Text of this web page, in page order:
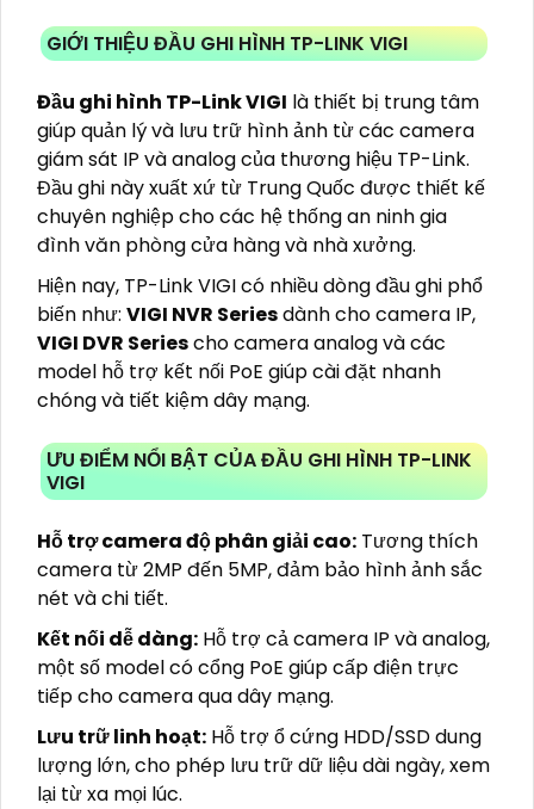
GIỚI THIỆU ĐẦU GHI HÌNH TP-LINK VIGI
Đầu ghi hình TP-Link VIGI là thiết bị trung tâm
giúp quản lý và lưu trữ hình ảnh từ các camera
giám sát IP và analog của thương hiệu TP-Link.
Đầu ghi này xuất xứ từ Trung Quốc được thiết kế
chuyên nghiệp cho các hệ thống an ninh gia
đình văn phòng cửa hàng và nhà xưởng.
Hiện nay, TP-Link VIGI có nhiều dòng đầu ghi phổ
biến như: VIGI NVR Seriesdành cho camera IP,
VIGI DVR Seriescho camera analog và các
model hỗ trợ kết nối PoE giúp cài đặt nhanh
chóng và tiết kiệm dây mạng.
ƯU ĐIỂM NỔI BẬT CỦA ĐẦU GHI HÌNH TP-LINK
VIGI
Hỗ trợ camera độ phân giải cao: Tương thích
camera từ 2MP đến 5MP, đảm bảo hình ảnh sắc
nét và chi tiết.
Kết nối dễ dàng: Hỗ trợ cả camera IP và analog,
một số model có cổng PoE giúp cấp điện trực
tiếp cho camera qua dây mạng.
Lưu trữ linh hoạt: Hỗ trợ ổ cứng HDD/SSD dung
lượng lớn, cho phép lưu trữ dữ liệu dài ngày, xem
lại từ xa mọi lúc.